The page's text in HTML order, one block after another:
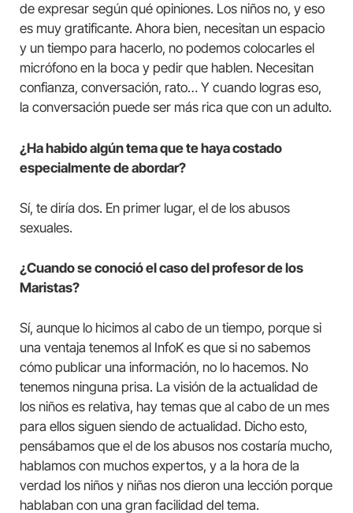
de expresar según qué opiniones. Los niños no, y eso
es muy gratificante. Ahora bien, necesitan un espacio
y un tiempo para hacerlo, no podemos colocarles el
micrófono en la boca y pedir que hablen. Necesitan
confianza, conversación, rato… Y cuando logras eso,
la conversación puede ser más rica que con un adulto.
¿Ha habido algún tema que te haya costado
especialmente de abordar?
Sí, te diría dos. En primer lugar, el de los abusos
sexuales.
¿Cuando se conoció el caso del profesor de los
Maristas?
Sí, aunque lo hicimos al cabo de un tiempo, porque si
una ventaja tenemos al InfoK es que si no sabemos
cómo publicar una información, no lo hacemos. No
tenemos ninguna prisa. La visión de la actualidad de
los niños es relativa, hay temas que al cabo de un mes
para ellos siguen siendo de actualidad. Dicho esto,
pensábamos que el de los abusos nos costaría mucho,
hablamos con muchos expertos, y a la hora de la
verdad los niños y niñas nos dieron una lección porque
hablaban con una gran facilidad del tema.